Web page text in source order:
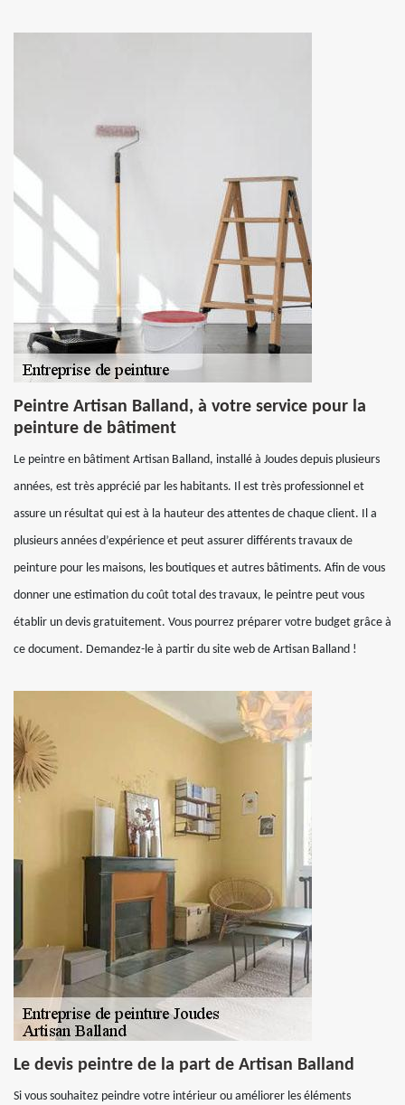
Peintre Artisan Balland, à votre service pour la
peinture de bâtiment
Le peintre en bâtiment Artisan Balland, installé à Joudes depuis plusieurs
années, est très apprécié par les habitants. Il est très professionnel et
assure un résultat qui est à la hauteur des attentes de chaque client. Il a
plusieurs années d’expérience et peut assurer différents travaux de
peinture pour les maisons, les boutiques et autres bâtiments. Afin de vous
donner une estimation du coût total des travaux, le peintre peut vous
établir un devis gratuitement. Vous pourrez préparer votre budget grâce à
ce document. Demandez-le à partir du site web de Artisan Balland !
Le devis peintre de la part de Artisan Balland
Si vous souhaitez peindre votre intérieur ou améliorer les éléments